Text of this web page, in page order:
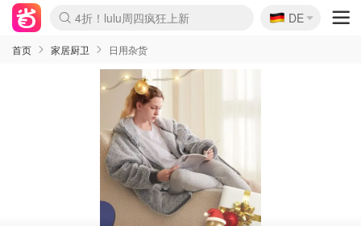
Boticinal 夏促开抢！
4折！lulu周四疯狂上新
还没结束！&OtherStories大促
Joybuy变相75折 随时失效
速领！Stanley独家85折
疑似霸哥！Camper额外叠85折
Zalando 奥莱闪促！每日更新
Moncler反季囤！5折起+叠9折
Coach Brooklyn仅€192
🇩🇪
DE
首页 家居厨卫 日用杂货